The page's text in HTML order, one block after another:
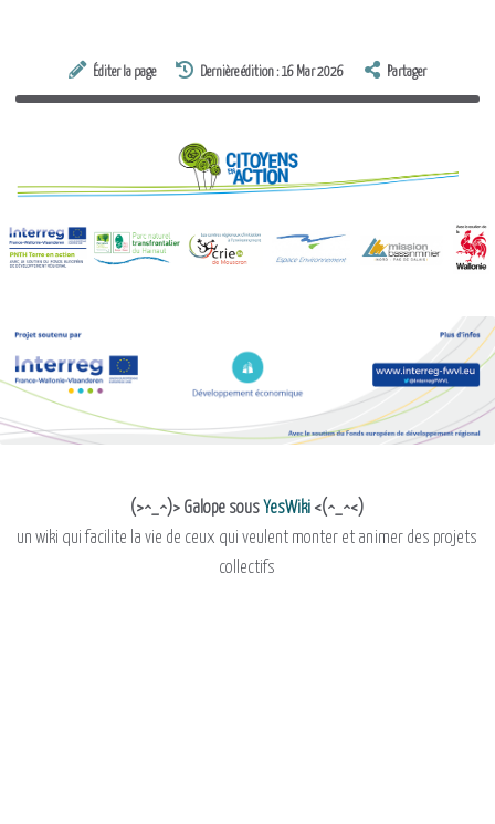
Éditer la page Dernière édition : 16 Mar 2026 Partager
(>^_^)> Galope sous YesWiki <(^_^<)
un wiki qui facilite la vie de ceux qui veulent monter et animer des projets
collectifs